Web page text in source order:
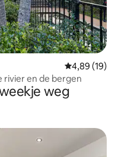
Gemiddelde
4,89 (19)
rivier en de bergen
weg